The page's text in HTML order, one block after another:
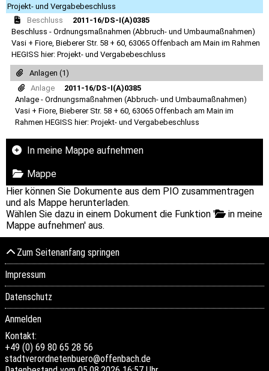
Projekt- und Vergabebeschluss
Beschluss
2011-16/DS-I(A)0385
Beschluss - Ordnungsmaßnahmen (Abbruch- und Umbaumaßnahmen)
Vasi + Fiore, Bieberer Str. 58 + 60, 63065 Offenbach am Main im Rahmen
HEGISS hier: Projekt- und Vergabebeschluss
Anlagen (1)
Anlage
2011-16/DS-I(A)0385
Anlage - Ordnungsmaßnahmen (Abbruch- und Umbaumaßnahmen)
Vasi + Fiore, Bieberer Str. 58 + 60, 63065 Offenbach am Main im
Rahmen HEGISS hier: Projekt- und Vergabebeschluss
In meine Mappe aufnehmen
Mappe
Hier können Sie Dokumente aus dem PIO zusammentragen
und als Mappe herunterladen.
Wählen Sie dazu in einem Dokument die Funktion '
in meine
Mappe aufnehmen' aus.
Zum Seitenanfang springen
Impressum
Datenschutz
Anmelden
Kontakt:
+49 (0) 69 80 65 28 56
stadtverordnetenbuero@offenbach.de